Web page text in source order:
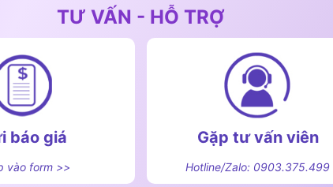
TƯ VẤN - HỖ TRỢ
báo giá
vào form >>
Gặp tư vấn viên
Hotline/Zalo: 0903.375.499